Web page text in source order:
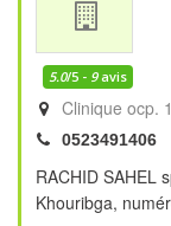
5.0/5 - 9avis
Clinique ocp.
0523491406
RACHID SAHEL
Khouribga,